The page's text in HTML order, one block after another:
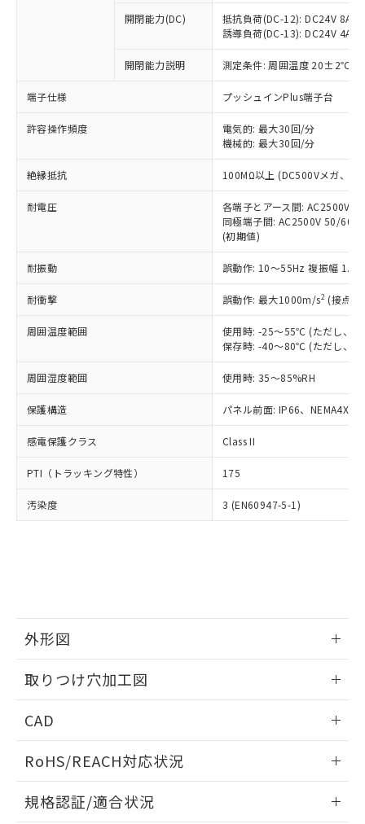
開閉能力(DC)
抵抗負荷(DC-12): DC24V 8A/
誘導負荷(DC-13): DC24V 4A/
開閉能力説明 測定条件: 周囲温度 20±2℃、
端子仕様 プッシュインPlus端子台
許容操作頻度
電気的: 最大30回/分
機械的: 最大30回/分
絶縁抵抗 100MΩ以上 (DC500Vメガ、点
耐電圧
各端子とアース間: AC2500V
同極端子間: AC2500V 50/
(初期値)
耐振動 誤動作: 10～55Hz 複振幅
耐衝撃 誤動作: 最大1000m/s2 (接点
周囲温度範囲
使用時: -25～55℃ (ただし、氷
保存時: -40～80℃ (ただし、氷
周囲湿度範囲 使用時: 35～85%RH
保護構造 パネル前面: IP66、NEMA4X,
感電保護クラス Class II
PTI（トラッキング特性） 175
汚染度 3 (EN60947-5-1)
外形図
取りつけ穴加工図
CAD
ドすることができます。
RoHS/REACH対応状況
規格認証/適合状況
ことをご了承ください。
在庫状況および標準価格照会結果は、
記載している更新日時点での社内デー
タに基づき作成されるものであり、閲
覧された時点での実際の在庫および標
準価格とは異なる場合があることをご
正式な納期状況および標準価格はお客
様のお取引先、またはお客様担当のオ
ムロン制御機器販売店・当社販売員に
オムロン制御機器販売店や当社販売拠
販売ネットワーク
」をご確認
在庫状況および標準価格結果を当社の
事前の承諾なく第三者に漏洩または開
示しないようお願いします。
マイパーツ機能（部品リスト作成サー
ビス）をご利用いただくには、I-Web
メンバーズにご登録されている必要が
お客様が当ウェブサイト上で当社にご
登録された部品リストについて、当社
および当社の共同利用者が、当社の製
品・サービスに関するお客様との取
引・商談に必要な範囲で利用すること
※当社の共同利用者とは、"個人情報
の「1.共同利
用者の範囲」に記載されている法人を
いたものが、含有品と判明した場合などや
むを得ず変更することがあります。
*EU RoHS指令（10物質）：
鉛(Pb) 1000ppm以下、 水銀(Hg) 1000ppm以下、 カド
六価クロム(Cr(Ⅵ)) 1000ppm以下、ポリ臭化ビフェニル
類(PBB) 1000ppm以下、ポリ臭化ジフェニルエーテル類
(PBDE) 1000ppm以下、フタル酸ビス(2-エチルヘキシ
ル) (DEHP)(別名：DOP) 1000ppm以下、フタル酸ブチ
ルベンジル（BBP） 1000ppm以下、フタル酸ジブチル
（DBP） 1000ppm以下、フタル酸ジイソブチル
(DIBP) 1000ppm以下
但し、RoHS指令で産業用監視および制御機器に対する
フタル酸エステル類の４物質については閾値を超える意
図的な使用がないことを確認しています。
部品在庫の切り替え状況などにより、予定
月が前後することがあります。
※3 非含有証明書ダウンロード
下記の非含有証明書をダウンロードするこ
とができます。
EU RoHS指令（10物質）の非含有証明書
51物質の非含有証明書（当社基準）
※本証明書は発行日時点で非含有を証明す
るもので、過去に遡って非含有を証明する
していることから、特段のことがない限
り、2022年1月12日より割愛しておりま
す。
基準値を超えていることを示します。
「－」：未確認です。当社販売部門へお問
ム) : 100ppm、
Cr(Ⅵ)(六価クロム) : 1000ppm、 PBBs(ポリ臭化ビフェ
ニル類) : 1000ppm、 PBDEs(ポリ臭化ジフェニルエーテ
ル類) : 1000ppm、
DBP(フタル酸ジブチル) : 1000ppm、 DIBP(フタル酸ジ
イソブチル) : 1000ppm、 BBP(フタル酸ブチルベンジ
ル) : 1000ppm、
DEHP(フタル酸ビス(2-エチルヘキシル)) : 1000ppm
「ｅ」：有害物質（10物質）のすべてが基
準値以下であることを示します。
「10」：通常の使用状況下において有害物
質が外部に漏えいし、環境に深刻な影響を
及ぼさない年数を意味します。
「－」：未確認です。当社販売部門へお問
い合わせください。
当社は、これら貴社製品のうち、外国
為替および外国貿易法に定める商品
（以下｢規制貨物等」という）を輸出
または国外への提供する場合は、日本
国政府の輸出許可(または役務取引許
可)を取得するなどの必要な手続きを
当社は規制貨物を破棄する場合は、完
全に破砕するなど、違法に輸出されな
いよう必要な手段を講じます。
当社は貴社製品を、核兵器、ミサイ
ル、化学兵器、生物兵器またはその他
武器並びにこれらの製造装置等に一切
当社は、貴社製品を第三者に販売する
場合は、上記1、2および3の内容を当
該第三者に通知します。また当社は、
販売先および販売に係わる関係者が違
法に輸出するおそれがある場合は、取
り引きをいたしません。
キャンセル
説明
○ 一定数以上の在庫あり
一定数には満たないが在庫あり
在庫なし(最新の在庫状況につ
いては、お客様のお取引先、ま
たはお客様担当のオムロン制御
機器販売店・当社販売員にご確
白
受注生産機種、また在庫状況の
情報を公開していない機種